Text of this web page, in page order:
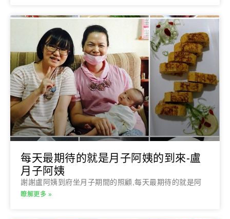
每天最期待的就是月子阿姨的到來-盧
月子阿姨
謝謝盧阿姨到府坐月子期間的照顧,每天最期待的就是阿
瞭解更多 »